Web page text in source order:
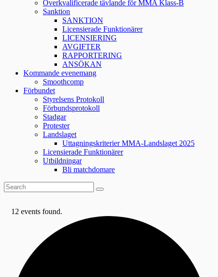
Överkvalificerade tävlande för MMA Klass-B
Sanktion
SANKTION
Licensierade Funktionärer
LICENSIERING
AVGIFTER
RAPPORTERING
ANSÖKAN
Kommande evenemang
Smoothcomp
Förbundet
Styrelsens Protokoll
Förbundsprotokoll
Stadgar
Protester
Landslaget
Uttagningskriterier MMA-Landslaget 2025
Licensierade Funktionärer
Utbildningar
Bli matchdomare
12 events found.